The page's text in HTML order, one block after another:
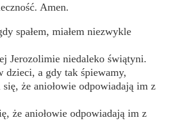
Amen.
spałem, miałem niezwykle
Jerozolimie niedaleko świątyni.
dzieci, a gdy tak śpiewamy,
że aniołowie odpowiadają im z
że aniołowie odpowiadają im z